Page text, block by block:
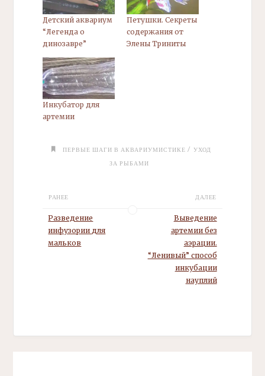
Детский аквариум
“Легенда о
динозавре”
Петушки. Секреты
содержания от
Элены Триниты
Инкубатор для
артемии
ПЕРВЫЕ ШАГИ В АКВАРИУМИСТИКЕ / УХОД
ЗА РЫБАМИ
РАНЕЕ
Разведение
инфузориидля
мальков
ДАЛЕЕ
Выведение
артемии без
аэрации.
“Ленивый” способ
инкубации
науплий